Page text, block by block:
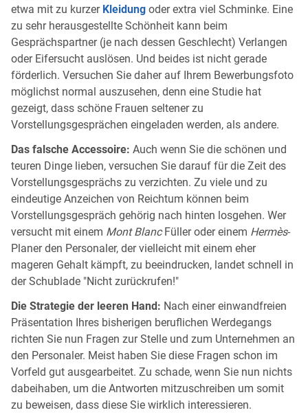
etwa mit zu kurzer Kleidung oder extra viel Schminke. Eine
zu sehr herausgestellte Schönheit kann beim
Gesprächspartner (je nach dessen Geschlecht) Verlangen
oder Eifersucht auslösen. Und beides ist nicht gerade
förderlich. Versuchen Sie daher auf Ihrem Bewerbungsfoto
möglichst normal auszusehen, denn eine Studie hat
gezeigt, dass schöne Frauen seltener zu
Vorstellungsgesprächen eingeladen werden, als andere.
Das falsche Accessoire: Auch wenn Sie die schönen und
teuren Dinge lieben, versuchen Sie darauf für die Zeit des
Vorstellungsgesprächs zu verzichten. Zu viele und zu
eindeutige Anzeichen von Reichtum können beim
Vorstellungsgespräch gehörig nach hinten losgehen. Wer
versucht mit einem Mont BlancFüller oder einem Hermès-
Planer den Personaler, der vielleicht mit einem eher
mageren Gehalt kämpft, zu beeindrucken, landet schnell in
der Schublade "Nicht zurückrufen!"
Die Strategie der leeren Hand: Nach einer einwandfreien
Präsentation Ihres bisherigen beruflichen Werdegangs
richten Sie nun Fragen zur Stelle und zum Unternehmen an
den Personaler. Meist haben Sie diese Fragen schon im
Vorfeld gut ausgearbeitet. Zu schade, wenn Sie nun nichts
dabeihaben, um die Antworten mitzuschreiben um somit
zu beweisen, dass diese Sie wirklich interessieren.